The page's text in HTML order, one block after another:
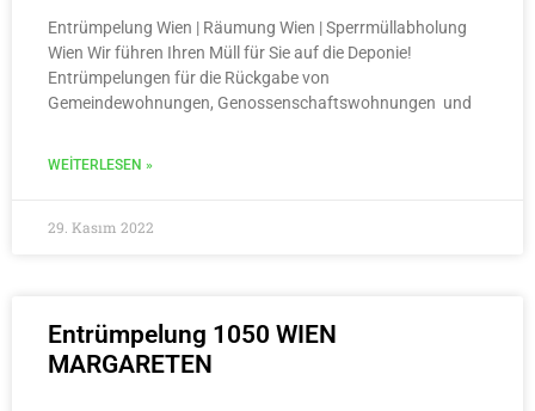
Entrümpelung Wien | Räumung Wien | Sperrmüllabholung
Wien Wir führen Ihren Müll für Sie auf die Deponie!
Entrümpelungen für die Rückgabe von
Gemeindewohnungen, Genossenschaftswohnungen und
WEITERLESEN »
29. Kasım 2022
Entrümpelung 1050 WIEN
MARGARETEN